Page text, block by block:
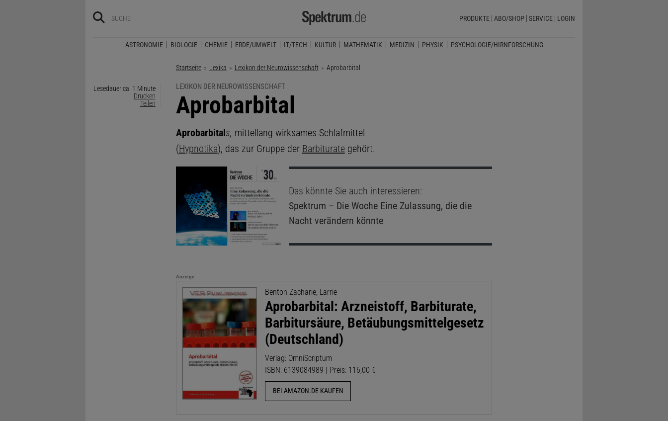
PRODUKTE ABO/SHOP SERVICE LOGIN
ASTRONOMIE BIOLOGIE CHEMIE ERDE/UMWELT IT/TECH KULTUR MATHEMATIK MEDIZIN PHYSIK PSYCHOLOGIE/HIRNFORSCHUNG
Startseite Lexika Lexikon der Neurowissenschaft Aktuelle Seite:
Aprobarbital
Lesedauer ca. 1 Minute
Drucken
Teilen
LEXIKON DER NEUROWISSENSCHAFT
:
Aprobarbital
Aprobarbitals, mittellang wirksames Schlafmittel
(Hypnotika), das zur Gruppe der Barbiturategehört.
Das könnte Sie auch interessieren:
Spektrum – Die WocheEine Zulassung, die die
Nacht verändern könnte
Anzeige
Benton Zacharie, Larrie
Aprobarbital: Arzneistoff, Barbiturate,
Barbitursäure, Betäubungsmittelgesetz
(Deutschland)
Verlag: OmniScriptum
ISBN: 6139084989 | Preis: 116,00 €
BEI AMAZON.DE KAUFEN